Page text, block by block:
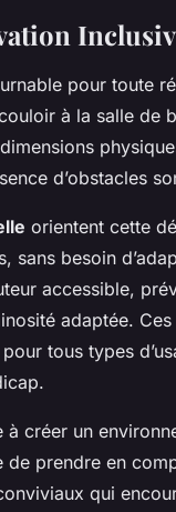
pour toute
à la salle de
d’obstacles
orientent cette
sans besoin
accessible,
adaptée.
tous types
à créer un
prendre en
qui